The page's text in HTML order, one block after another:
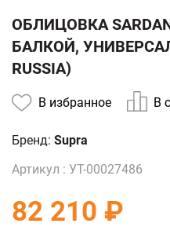
ОБЛИЦОВКА
БАЛКОЙ,
RUSSIA)
В избранное В
Бренд: Supra
Артикул : УТ-00027486
82 210 ₽